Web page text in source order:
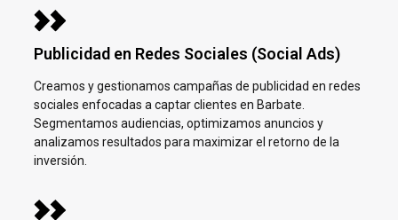
Publicidad en Redes Sociales (Social Ads)
Creamos y gestionamos campañas de publicidad en redes
sociales enfocadas a captar clientes en Barbate.
Segmentamos audiencias, optimizamos anuncios y
analizamos resultados para maximizar el retorno de la
inversión.